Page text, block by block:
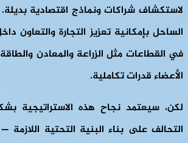
لاستكشاف شراكات ونماذج اقتصادية
الساحل بإمكانية تعزيز التجارة والتعاون
في القطاعات مثل الزراعة والمعادن
الأعضاء قدرات تكاملية.
لكن، سيعتمد نجاح هذه الاستراتيجية
التحالف على بناء البنية التحتية